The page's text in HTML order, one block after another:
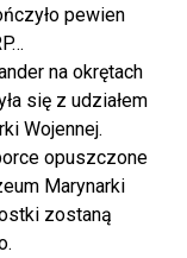
pewien
na okrętach
się z udziałem
Wojennej.
opuszczone
Marynarki
zostaną